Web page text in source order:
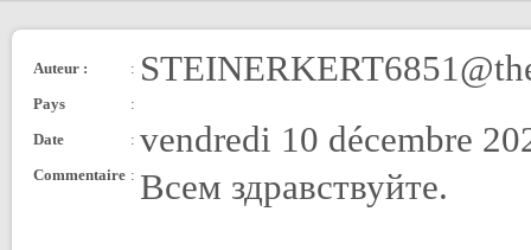
Auteur : :
Pays
:
Date
: vendredi 10 décembre
Commentaire : Всем здравствуйте.